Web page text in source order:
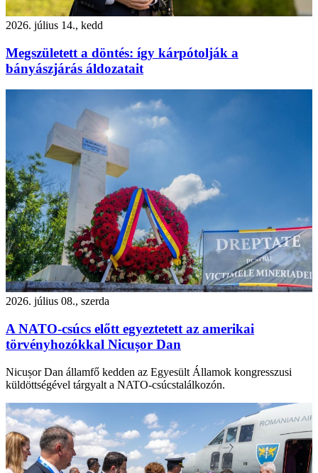
2026. július 14., kedd
Megszületett a döntés: így kárpótolják a
bányászjárás áldozatait
2026. július 08., szerda
A NATO-csúcs előtt egyeztetett az amerikai
törvényhozókkal Nicușor Dan
Nicușor Dan államfő kedden az Egyesült Államok kongresszusi
küldöttségével tárgyalt a NATO-csúcstalálkozón.